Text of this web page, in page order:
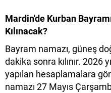
Mardin'de Kurban
Kılınacak?
Bayram namazı, güneş
dakika sonra kılınır. 2026
yapılan hesaplamalara
namazı 27 Mayıs